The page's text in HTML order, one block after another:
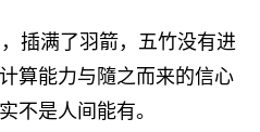
插满了羽箭，五竹没有进
算能力与隨之而来的信心
不是人间能有。